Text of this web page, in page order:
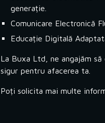
generație.
Comunicare Electronică
Educație Digitală
La Buxa Ltd, ne angajăm
sigur pentru afacerea ta.
Poți solicita mai multe